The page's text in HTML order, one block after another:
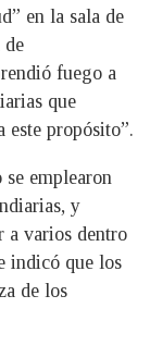
en la sala de
de
fuego a
que
este propósito”.
emplearon
y
a varios dentro
indicó que los
de los